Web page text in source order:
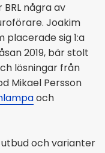
några av
Joakim
placerade sig 1:a
2019, bär stolt
lösningar från
Mikael Persson
och
och varianter